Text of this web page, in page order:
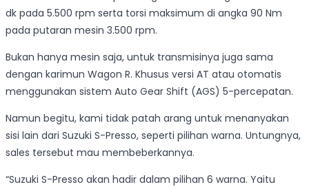
dk pada 5.500 rpm serta torsi maksimum di angka 90 Nm
pada putaran mesin 3.500 rpm.
Bukan hanya mesin saja, untuk transmisinya juga sama
dengan karimun Wagon R. Khusus versi AT atau otomatis
menggunakan sistem Auto Gear Shift (AGS) 5-percepatan.
Namun begitu, kami tidak patah arang untuk menanyakan
sisi lain dari Suzuki S-Presso, seperti pilihan warna. Untungnya,
sales tersebut mau membeberkannya.
“Suzuki S-Presso akan hadir dalam pilihan 6 warna. Yaitu